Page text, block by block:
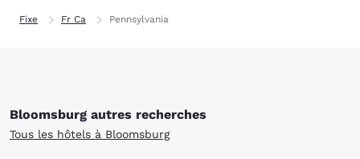
Fixe Fr Ca Pennsylvania
Bloomsburg autres recherches
Tous les hôtels à Bloomsburg